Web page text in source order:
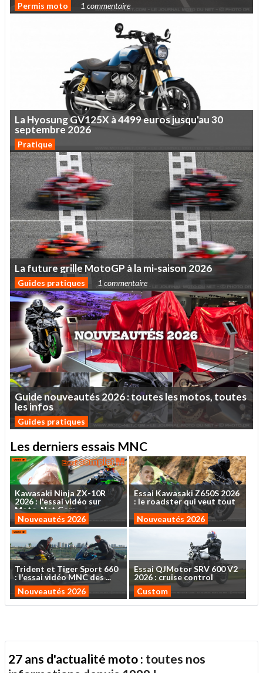
Permis moto 1 commentaire
LaHyosungGV125X à4499eurosjusqu'au30
septembre 2026
Pratique
Lafuturegrille MotoGP àlami-saison 2026
Guides pratiques 1 commentaire
Guidenouveautés2026:touteslesmotos,toutes
lesinfos
Guides pratiques
Les derniers essais MNC
Kawasaki NinjaZX-10R
2026: l'essaividéo sur
Moto-Net.Com
Nouveautés 2026
Essai KawasakiZ650S2026
: le roadsterqui veut tout
Nouveautés 2026
Trident et TigerSport 660
: l'essaividéoMNCdes...
Nouveautés 2026
EssaiQJMotorSRV 600V2
2026 : cruise control
Custom
27 ans d'actualité moto : toutes nos